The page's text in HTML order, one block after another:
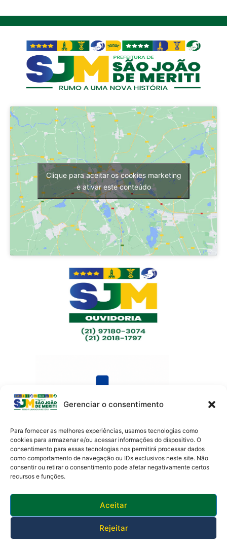
Gerenciar o consentimento
Para fornecer as melhores experiências, usamos tecnologias como
cookies para armazenar e/ou acessar informações do dispositivo. O
consentimento para essas tecnologias nos permitirá processar dados
como comportamento de navegação ou IDs exclusivos neste site. Não
consentir ou retirar o consentimento pode afetar negativamente certos
recursos e funções.
Aceitar
Rejeitar
Clique para aceitar os cookies marketing
e ativar este conteúdo
Av. Presidente Lincoln, 899 – Jardim Meriti
São João de Meriti – RJ CEP
25555-201
Horário de funcionamento: 8:30h às 17:30h